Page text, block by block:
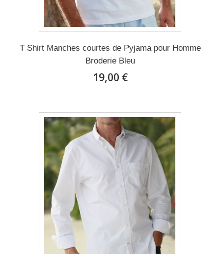
T Shirt Manches courtes de Pyjama pour Homme
Broderie Bleu
19,00 €